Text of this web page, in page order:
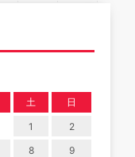
土 日
1
2
8
9